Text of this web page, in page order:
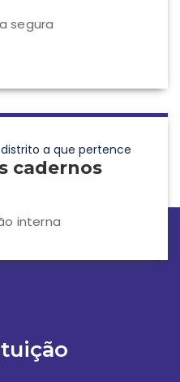
segura
a que pertence
cadernos
interna